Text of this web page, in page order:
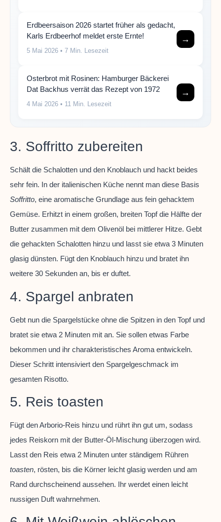
Erdbeersaison 2026 startet früher als gedacht,
Karls Erdbeerhof meldet erste Ernte!
5 Mai 2026 • 7 Min. Lesezeit
→
Osterbrot mit Rosinen: Hamburger Bäckerei
Dat Backhus verrät das Rezept von 1972
4 Mai 2026 • 11 Min. Lesezeit
→
3. Soffritto zubereiten
Schält die Schalotten und den Knoblauch und hackt beides
sehr fein. In der italienischen Küche nennt man diese Basis
Soffritto, eine aromatische Grundlage aus fein gehacktem
Gemüse. Erhitzt in einem großen, breiten Topf die Hälfte der
Butter zusammen mit dem Olivenöl bei mittlerer Hitze. Gebt
die gehackten Schalotten hinzu und lasst sie etwa 3 Minuten
glasig dünsten. Fügt den Knoblauch hinzu und bratet ihn
weitere 30 Sekunden an, bis er duftet.
4. Spargel anbraten
Gebt nun die Spargelstücke ohne die Spitzen in den Topf und
bratet sie etwa 2 Minuten mit an. Sie sollen etwas Farbe
bekommen und ihr charakteristisches Aroma entwickeln.
Dieser Schritt intensiviert den Spargelgeschmack im
gesamten Risotto.
5. Reis toasten
Fügt den Arborio-Reis hinzu und rührt ihn gut um, sodass
jedes Reiskorn mit der Butter-Öl-Mischung überzogen wird.
Lasst den Reis etwa 2 Minuten unter ständigem Rühren
toasten, rösten, bis die Körner leicht glasig werden und am
Rand durchscheinend aussehen. Ihr werdet einen leicht
nussigen Duft wahrnehmen.